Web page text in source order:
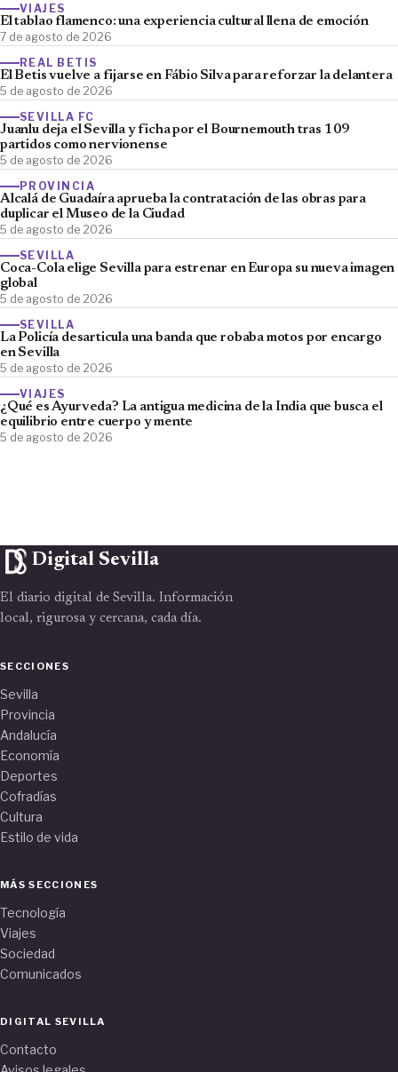
VIAJES
El tablao flamenco: una experiencia cultural llena de emoción
7 de agosto de 2026
REAL BETIS
El Betis vuelve a fijarse en Fábio Silva para reforzar la delantera
5 de agosto de 2026
SEVILLA FC
Juanlu deja el Sevilla y ficha por el Bournemouth tras 109
partidos como nervionense
5 de agosto de 2026
PROVINCIA
Alcalá de Guadaíra aprueba la contratación de las obras para
duplicar el Museo de la Ciudad
5 de agosto de 2026
SEVILLA
Coca-Cola elige Sevilla para estrenar en Europa su nueva imagen
global
5 de agosto de 2026
SEVILLA
La Policía desarticula una banda que robaba motos por encargo
en Sevilla
5 de agosto de 2026
VIAJES
¿Qué es Ayurveda? La antigua medicina de la India que busca el
equilibrio entre cuerpo y mente
5 de agosto de 2026
Digital Sevilla
El diario digital de Sevilla. Información
local, rigurosa y cercana, cada día.
SECCIONES
Sevilla
Provincia
Andalucía
Economía
Deportes
Cofradías
Cultura
Estilo de vida
MÁS SECCIONES
Tecnología
Viajes
Sociedad
Comunicados
DIGITAL SEVILLA
Contacto